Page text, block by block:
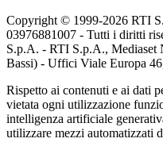
Copyright © 1999-2026 RTI
03976881007 - Tutti i diritti
S.p.A. - RTI S.p.A., Mediaset
Bassi) - Uffici Viale Europa
Rispetto ai contenuti e ai dati
vietata ogni utilizzazione
intelligenza artificiale
utilizzare mezzi automatizzati